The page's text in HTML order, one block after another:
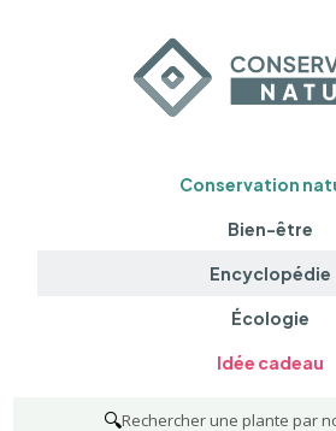
Conservation
Bien-être
Encyclopédie
Écologie
Idée cadeau
🔍Rechercher une plante par